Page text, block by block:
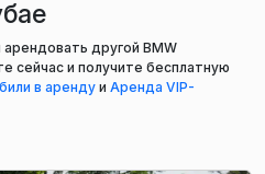
другой BMW
сейчас и получите бесплатную
в аренду и Аренда VIP-